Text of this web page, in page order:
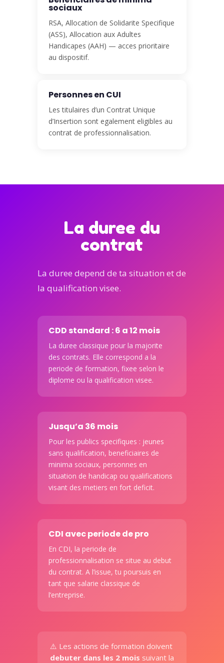
sociaux
RSA, Allocation de Solidarite Specifique
(ASS), Allocation aux Adultes
Handicapes (AAH) — acces prioritaire
au dispositif.
Personnes en CUI
Les titulaires d’un Contrat Unique
d’Insertion sont egalement eligibles au
contrat de professionnalisation.
La duree du
contrat
La duree depend de ta situation et de
la qualification visee.
CDD standard : 6 a 12 mois
La duree classique pour la majorite
des contrats. Elle correspond a la
periode de formation, fixee selon le
diplome ou la qualification visee.
Jusqu’a 36 mois
Pour les publics specifiques : jeunes
sans qualification, beneficiaires de
minima sociaux, personnes en
situation de handicap ou qualifications
visant des metiers en fort deficit.
CDI avec periode de pro
En CDI, la periode de
professionnalisation se situe au debut
du contrat. A l’issue, tu poursuis en
tant que salarie classique de
l’entreprise.
⚠️ Les actions de formation doivent
debuter dans les 2 mois suivant la